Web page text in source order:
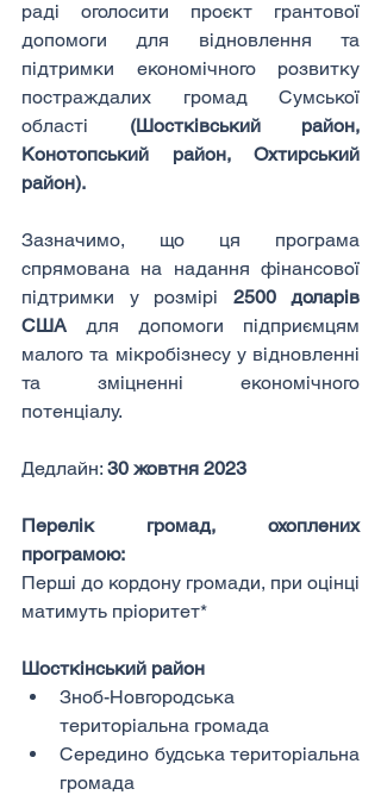
раді оголосити проєкт грантової
допомоги для відновлення та
підтримки економічного розвитку
постраждалих громад Сумської
області (Шостківський район,
Конотопський район, Охтирський
район).
Зазначимо, що ця програма
спрямована на надання фінансової
підтримки у розмірі 2500 доларів
США для допомоги підприємцям
малого та мікробізнесу у відновленні
та зміцненні економічного
потенціалу.
Дедлайн: 30 жовтня 2023
Перелік громад, охоплених
програмою:
Перші до кордону громади, при оцінці
матимуть пріоритет*
Шосткінський район
Зноб-Новгородська
територіальна громада
Середино будська територіальна
громада